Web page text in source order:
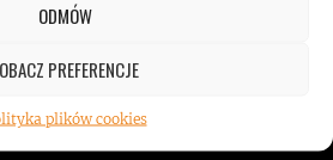
ODMÓW
PREFERENCJE
plików cookies
TV